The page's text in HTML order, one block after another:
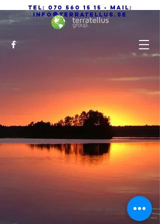
Tel: 070 560 15 15 - Mail:
info@terratellus.se